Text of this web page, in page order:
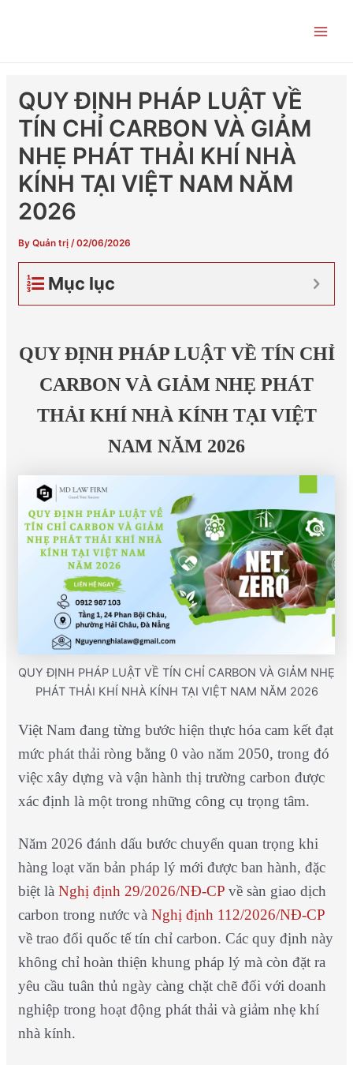
QUY ĐỊNH PHÁP LUẬT VỀ
TÍN CHỈ CARBON VÀ GIẢM
NHẸ PHÁT THẢI KHÍ NHÀ
KÍNH TẠI VIỆT NAM NĂM
2026
By Quản trị /02/06/2026
Mục lục
QUY ĐỊNH PHÁP LUẬT VỀ TÍN CHỈ
CARBON VÀ GIẢM NHẸ PHÁT
THẢI KHÍ NHÀ KÍNH TẠI VIỆT
NAM NĂM 2026
QUY ĐỊNH PHÁP LUẬT VỀ TÍN CHỈ CARBON VÀ GIẢM NHẸ
PHÁT THẢI KHÍ NHÀ KÍNH TẠI VIỆT NAM NĂM 2026
Việt Nam đang từng bước hiện thực hóa cam kết đạt
mức phát thải ròng bằng 0 vào năm 2050, trong đó
việc xây dựng và vận hành thị trường carbon được
xác định là một trong những công cụ trọng tâm.
Năm 2026 đánh dấu bước chuyển quan trọng khi
hàng loạt văn bản pháp lý mới được ban hành, đặc
biệt là Nghị định 29/2026/NĐ-CPvề sàn giao dịch
carbon trong nước và Nghị định 112/2026/NĐ-CP
về trao đổi quốc tế tín chỉ carbon. Các quy định này
không chỉ hoàn thiện khung pháp lý mà còn đặt ra
yêu cầu tuân thủ ngày càng chặt chẽ đối với doanh
nghiệp trong hoạt động phát thải và giảm nhẹ khí
nhà kính.